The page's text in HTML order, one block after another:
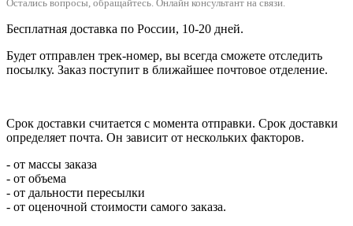
Остались вопросы, обращайтесь. Онлайн консультант на связи.
Бесплатная доставка по России, 10-20 дней.
Будет отправлен трек-номер, вы всегда сможете отследить
посылку. Заказ поступит в ближайшее почтовое отделение.
Срок доставки считается с момента отправки. Срок доставки
определяет почта. Он зависит от нескольких факторов.
- от массы заказа
- от объема
- от дальности пересылки
- от оценочной стоимости самого заказа.